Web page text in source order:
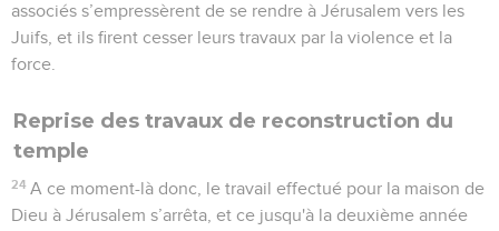
associés s’empressèrent de se rendre à Jérusalem vers les
Juifs, et ils firent cesser leurs travaux par la violence et la
force.
Reprise des travaux de reconstruction du
temple
24 A ce moment-là donc, le travail effectué pour la maison de
Dieu à Jérusalem s’arrêta, et ce jusqu'à la deuxième année